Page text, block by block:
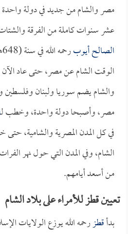
مصر والشام من جديد في دولة
عشر سنوات كاملة من الفرقة
الصالح أيوب
الوقت الشام عن مصر، حتى عاد الآن
والشام يضم سوريا ولبنان وفلسطين
مصر، وأصبحا دولة واحدة، وخطب لـ
في كل المدن المصرية والشامية، حتى
الشام، وفي المدن التي حول نهر
من أسعد أيامهم.
تعيين قطز للأمراء على بلاد الشام
بدأقطزرحمه الله يوزع الولايات